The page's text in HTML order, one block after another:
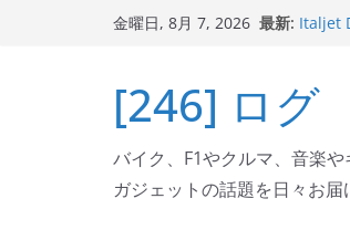
金曜日, 8月 7, 2026 最新: Italjet
Ken
岩手県
Italjet
リン
[246] ログ
バイク、F1やクルマ、音楽
ガジェットの話題を日々お